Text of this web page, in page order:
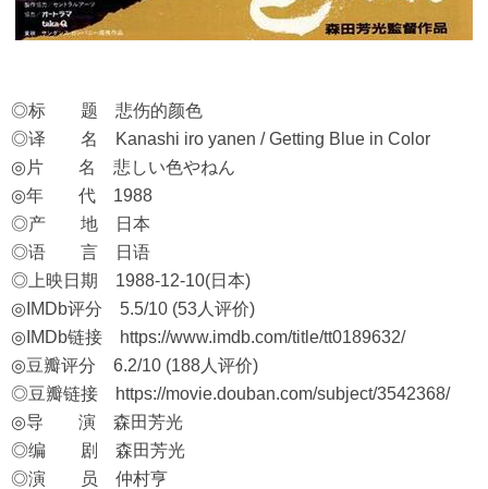
◎标 题 悲伤的颜色
◎译 名 Kanashi iro yanen / Getting Blue in Color
◎片 名 悲しい色やねん
◎年 代 1988
◎产 地 日本
◎语 言 日语
◎上映日期 1988-12-10(日本)
◎IMDb评分 5.5/10 (53人评价)
◎IMDb链接
https://www.imdb.com/title/tt0189632/
◎豆瓣评分 6.2/10 (188人评价)
◎豆瓣链接
https://movie.douban.com/subject/3542368/
◎导 演 森田芳光
◎编 剧 森田芳光
◎演 员 仲村亨